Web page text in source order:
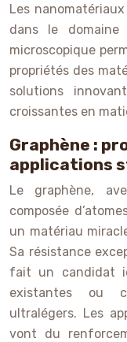
Les
dans le
microscopique
propriétés des
solutions
croissantes en
Graphène :
applications
Le graphène,
composée
un matériau
Sa résistance
fait un candidat
existantes ou
ultralégers. Les
vont du